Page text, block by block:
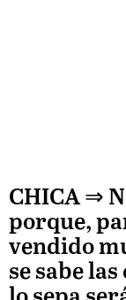
CHICA⇒
porque,
vendido
se sabe